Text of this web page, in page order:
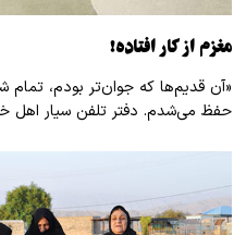
مغزم از کار افتاده!
«آن قدیم‌ها که جوان‌تر بودم، تمام
حفظ می‌شدم. دفتر تلفن سیار اهل